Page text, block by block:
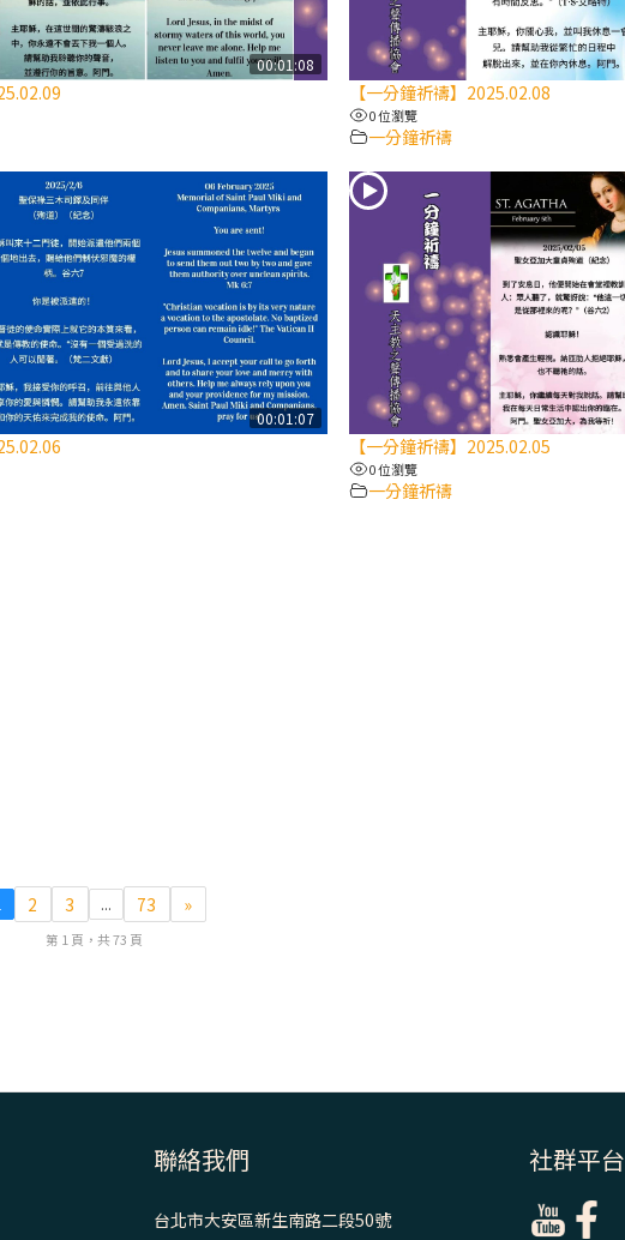
00:01:08
【一分鐘祈禱】2025.02.08
0 位瀏覽
一分鐘祈禱
00:01:07
【一分鐘祈禱】2025.02.05
0 位瀏覽
一分鐘祈禱
2 3 ... 73 »
第 1 頁，共 73 頁
聯絡我們
台北市大安區新生南路二段50號
社群平台